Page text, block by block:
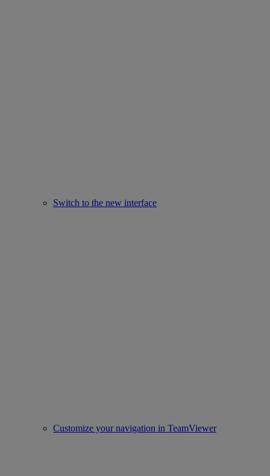
Switch to the new interface
Customize your navigation in TeamViewer